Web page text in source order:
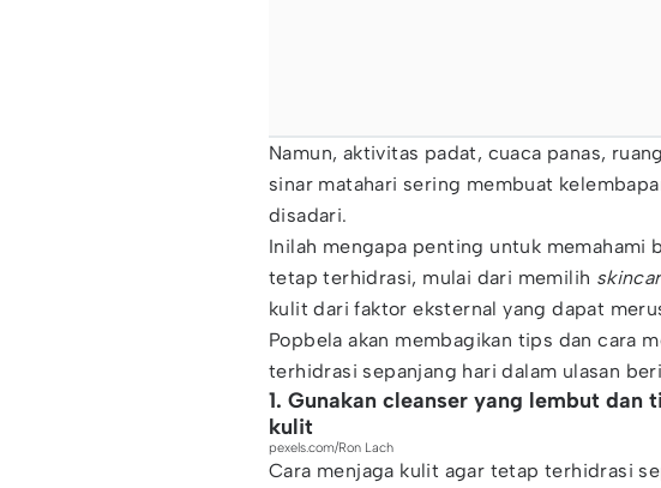
Namun, aktivitas padat, cuaca panas,
sinar matahari sering membuat
disadari.
Inilah mengapa penting untuk memahami
tetap terhidrasi, mulai dari memilih
kulit dari faktor eksternal yang dapat
Popbela akan membagikan tips dan cara
terhidrasi sepanjang hari dalam ulasan
1. Gunakan cleanser yang lembut
kulit
pexels.com/Ron Lach
Cara menjaga kulit agar tetap terhidrasi